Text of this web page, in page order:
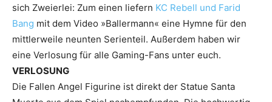
sich Zweierlei: Zum einen liefern KC Rebell und Farid
Bang mit dem Video »Ballermann« eine Hymne für den
mittlerweile neunten Serienteil. Außerdem haben wir
eine Verlosung für alle Gaming-Fans unter euch.
VERLOSUNG
Die Fallen Angel Figurine ist direkt der Statue Santa